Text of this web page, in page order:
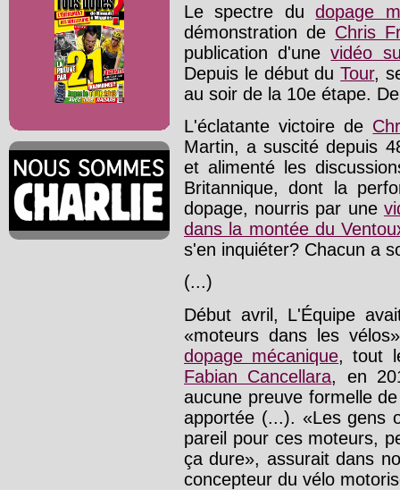
Le spectre dudopage
démonstration de Chris
publication d'unevidéo
Depuis le début duTour,
au soir de la 10e étape.
L'éclatante victoire de
Martin, a suscité depuis
et alimenté les
Britannique, dont la
dopage, nourris par une
dans la montée du
s'en inquiéter? Chacun a
(...)
Début avril, L'Équipe
«moteurs dans les
dopage mécanique, tout
Fabian Cancellara, en
aucune preuve formelle
apportée (...). «Les gens
pareil pour ces moteurs,
ça dure», assurait dans
concepteur du vélo